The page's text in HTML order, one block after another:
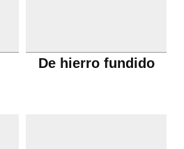
De hierro fundido